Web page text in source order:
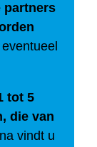
partners
tot 5
die van
vindt u